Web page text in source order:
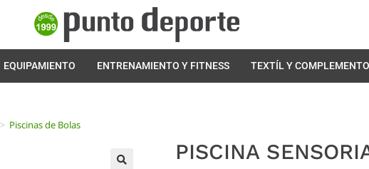
EQUIPAMIENTO ENTRENAMIENTO Y FITNESS TEXTÍL Y
> Piscinas de Bolas
PISCINA